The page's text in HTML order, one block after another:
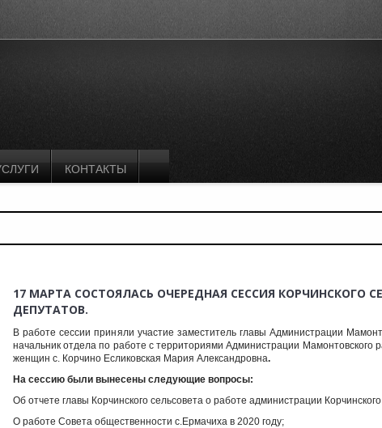
КОНТАКТЫ
17 МАРТА СОСТОЯЛАСЬ ОЧЕРЕДНАЯ СЕССИЯ КОРЧИНСКОГО
ДЕПУТАТОВ.
В работе сессии приняли участие заместитель главы Администрации
начальник отдела по работе с территориями Администрации Мамонтовского
женщин с. Корчино Есликовская Мария Александровна.
На сессию были вынесены следующие вопросы:
Об отчете главы Корчинского сельсовета о работе администрации
О работе Совета общественности с.Ермачиха в 2020 году;